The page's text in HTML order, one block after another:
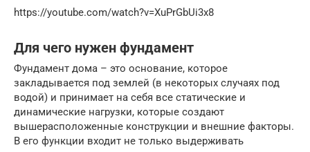
https://youtube.com/watch?v=XuPrGbUi3x8
Для чего нужен фундамент
Фундамент дома – это основание, которое
закладывается под землей (в некоторых случаях под
водой) и принимает на себя все статические и
динамические нагрузки, которые создают
вышерасположенные конструкции и внешние факторы.
В его функции входит не только выдерживать